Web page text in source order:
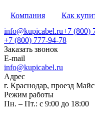
Компания Как
info@kupicabel.ru+7 (800)
+7 (800) 777-94-78
Заказать звонок
E-mail
info@kupicabel.ru
Адрес
г. Краснодар, проезд
Режим работы
Пн. – Пт.: с 9:00 до 18:00